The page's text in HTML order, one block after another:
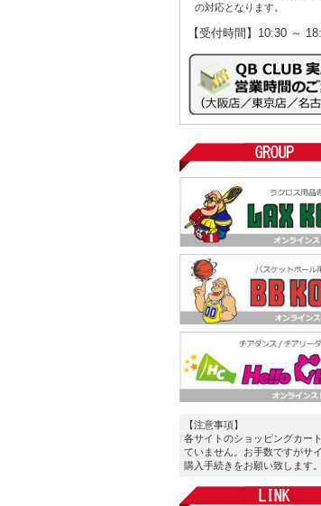
の対応となります。
【受付時間】10:30 ～
【注意事項】
各サイトのショッピングカー
ていません。お手数ですがサ
購入手続きをお願い致します。